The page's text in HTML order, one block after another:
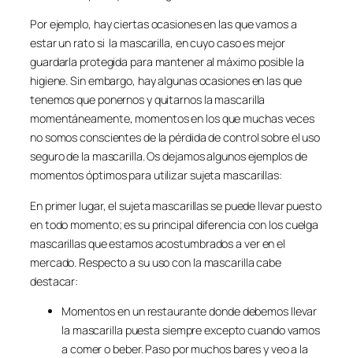
Por ejemplo, hay ciertas ocasiones en las que vamos a
estar un rato si la mascarilla, en cuyo caso es mejor
guardarla protegida para mantener al máximo posible la
higiene. Sin embargo, hay algunas ocasiones en las que
tenemos que ponernos y quitarnos la mascarilla
momentáneamente, momentos en los que muchas veces
no somos conscientes de la pérdida de control sobre el uso
seguro de la mascarilla. Os dejamos algunos ejemplos de
momentos óptimos para utilizar sujeta mascarillas:
En primer lugar, el sujeta mascarillas se puede llevar puesto
en todo momento; es su principal diferencia con los cuelga
mascarillas que estamos acostumbrados a ver en el
mercado. Respecto a su uso con la mascarilla cabe
destacar:
Momentos en un restaurante donde debemos llevar
la mascarilla puesta siempre excepto cuando vamos
a comer o beber. Paso por muchos bares y veo a la